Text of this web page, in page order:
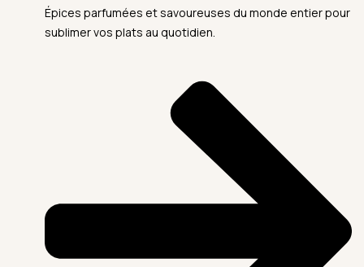
Épices parfumées et savoureuses du monde entier pour
sublimer vos plats au quotidien.